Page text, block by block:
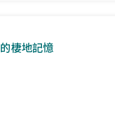
棲地記憶